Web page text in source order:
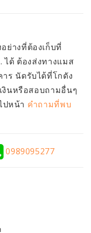
ย่างที่ต้องเก็บที่
ด้ ต้องส่งทางแมส
ร นัดรับได้ที่โกดัง
งินหรือสอบถามอื่นๆ
ปหน้า คำถามที่พบ
0989095277